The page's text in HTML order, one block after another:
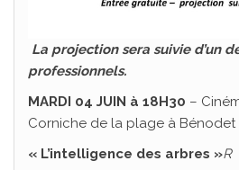
La projection sera suivie d’un
professionnels.
MARDI 04 JUIN à 18H30 –
Corniche de la plage à Bénodet
« L’intelligence des arbres »R